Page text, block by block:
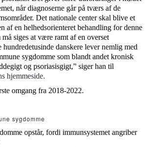
når diagnoserne går på tværs af de
Det nationale center skal blive et
af en helhedsorienteret behandling for denne
siges at være ramt af en overset
danskere lever nemlig med
sygdomme som blandt andet kronisk
og psoriasisgigt,” siger han til
hjemmeside.
omgang fra 2018-2022.
sygdomme
opstår, fordi immunsystemet angriber